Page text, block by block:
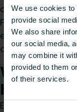
We use cookies
provide social
We also share
our social media,
may combine it
provided to them
of their services.
dekorative
Fensterbänke
einer
drei Halterungen
Wie
helfen?
Egal, ob Sie